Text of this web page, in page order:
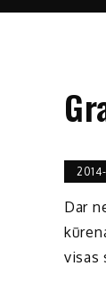
Dar
visas